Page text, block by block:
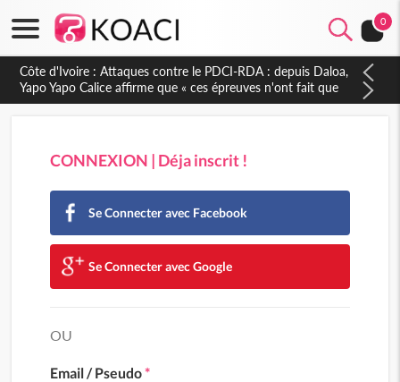
0
Côte d'Ivoire : Attaques contre le PDCI-RDA : depuis Daloa,
Yapo Yapo Calice affirme que « ces épreuves n'ont fait que
renforcer notre résilience »
CONNEXION | Déja inscrit !
Se Connecter avec Facebook
Se Connecter avec Google
OU
Email / Pseudo*